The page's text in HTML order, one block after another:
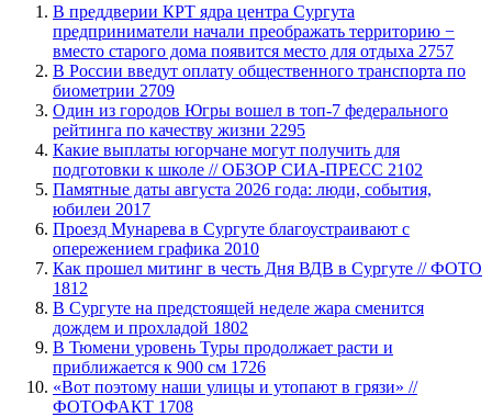
​В преддверии КРТ ядра центра Сургута
предприниматели начали преображать территорию −
вместо старого дома появится место для отдыха 2757
В России введут оплату общественного транспорта по
биометрии 2709
Один из городов Югры вошел в топ-7 федерального
рейтинга по качеству жизни 2295
Какие выплаты югорчане могут получить для
подготовки к школе // ОБЗОР СИА-ПРЕСС 2102
​Памятные даты августа 2026 года: люди, события,
юбилеи 2017
​Проезд Мунарева в Сургуте благоустраивают с
опережением графика 2010
Как прошел митинг в честь Дня ВДВ в Сургуте // ФОТО
1812
В Сургуте на предстоящей неделе жара сменится
дождем и прохладой 1802
В Тюмени уровень Туры продолжает расти и
приближается к 900 см 1726
«Вот поэтому наши улицы и утопают в грязи» //
ФОТОФАКТ 1708